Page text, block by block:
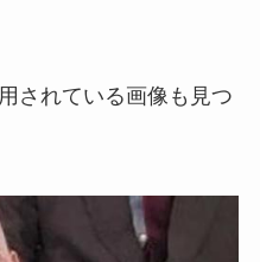
されている画像も見つ